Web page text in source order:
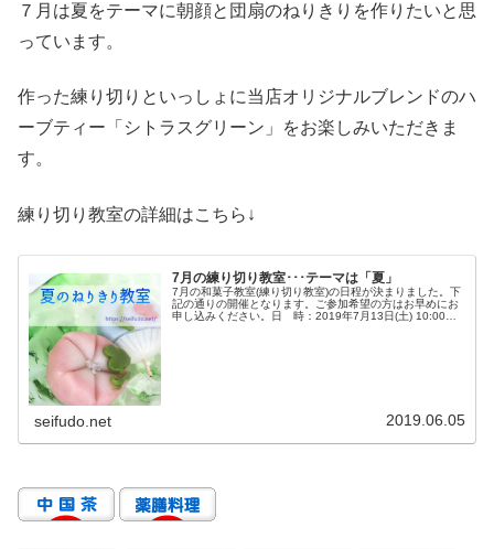
７月は夏をテーマに朝顔と団扇のねりきりを作りたいと思
っています。
作った練り切りといっしょに当店オリジナルブレンドのハ
ーブティー「シトラスグリーン」をお楽しみいただきま
す。
練り切り教室の詳細はこちら↓
7月の練り切り教室･･･テーマは「夏」
7月の和菓子教室(練り切り教室)の日程が決まりました。下
記の通りの開催となります。ご参加希望の方はお早めにお
申し込みください。日 時：2019年7月13日(土) 10:00～
seifudo.net 2019.06.05